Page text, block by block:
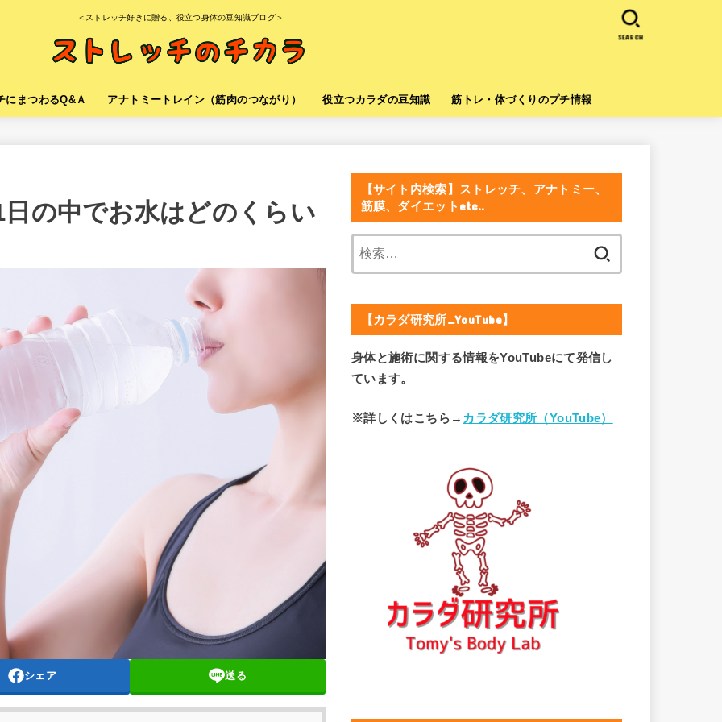
＜ストレッチ好きに贈る、役立つ身体の豆知識ブログ＞
にまつわるQ&Ａ アナトミートレイン（筋肉のつながり） 役立つカラダの豆知識 筋トレ・体づくりのプチ情報
SEARCH
の中でお水はどのくらい
シェア 送る
【サイト内検索】ストレッチ、アナトミー、
筋膜、ダイエットetc..
【カラダ研究所_YouTube】
身体と施術に関する情報をYouTubeにて発信し
ています。
※詳しくはこちら→ カラダ研究所（YouTube）